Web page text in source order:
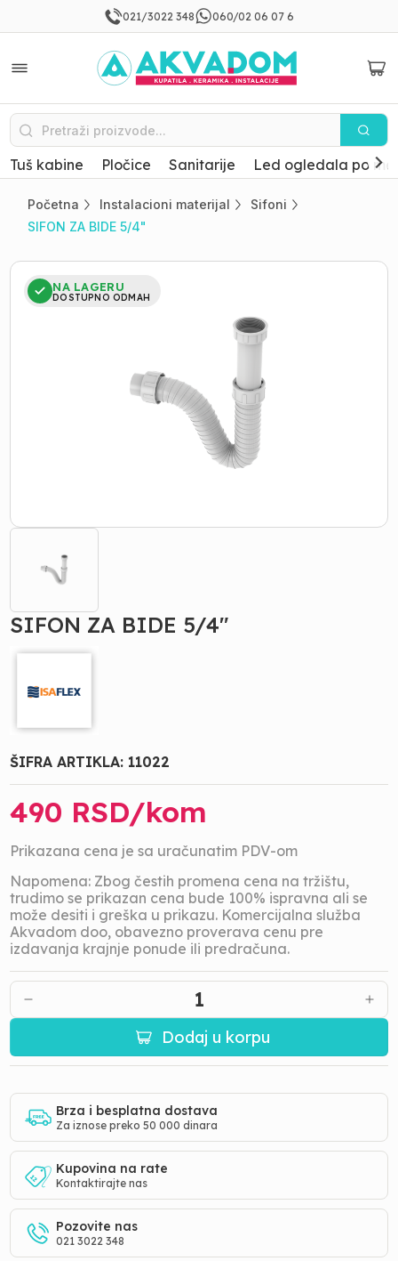
021/3022 348 060/02 06 07 6
Tuš kabine Pločice Sanitarije Led ogledala po
Početna Instalacioni materijal
Sifoni
SIFON ZA BIDE 5/4"
NA LAGERU
DOSTUPNO ODMAH
SIFON ZA BIDE 5/4"
ŠIFRA ARTIKLA: 11022
490 RSD/kom
Prikazana cena je sa uračunatim PDV-om
Napomena: Zbog čestih promena cena na tržištu,
trudimo se prikazan cena bude 100% ispravna ali se
može desiti i greška u prikazu. Komercijalna služba
Akvadom doo, obavezno proverava cenu pre
izdavanja krajnje ponude ili predračuna.
1
Dodaj u korpu
Brza i besplatna dostava
Za iznose preko 50 000 dinara
Kupovina na rate
Kontaktirajte nas
Pozovite nas
021 3022 348